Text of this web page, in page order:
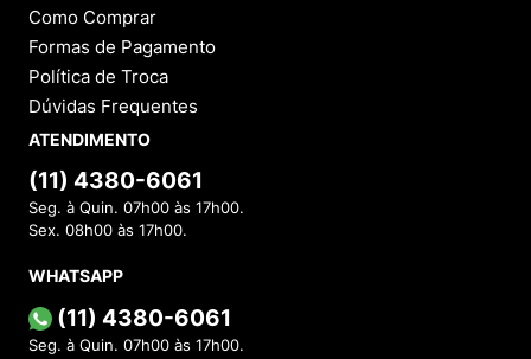
Como Comprar
Formas de Pagamento
Política de Troca
Dúvidas Frequentes
ATENDIMENTO
(11) 4380-6061
Seg. à Quin. 07h00 às 17h00.
Sex. 08h00 às 17h00.
WHATSAPP
(11) 4380-6061
Seg. à Quin. 07h00 às 17h00.